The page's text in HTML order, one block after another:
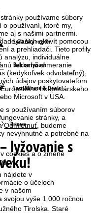
používame súbory
používaní, ktoré my,
aj s našimi partnermi.
vašich aktivít pomocou
a prehliadači. Tieto profily
analýzu, individuálne
reklamu a meranie
(kedykoľvek odvolateľný),
údajov poskytovateľom
hospodárskeho
Microsoft v USA.
s používaním súborov
stránky, a
Odmietnuť, budeme
nevyhnutné a potrebné na
cookies a o zmene
.
nájdete v
o účeloch
v našom
Lyžiarsky región
Beh na lyžiach
Last-Minute & Deals
Brixen
lyžovanie s
svojou vyše 1 000 ročnou
Tirolska. Staré